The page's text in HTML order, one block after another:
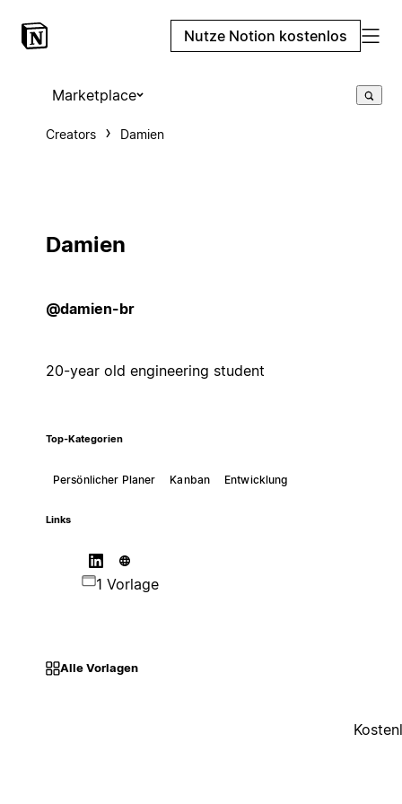
Nutze Notion kostenlos
Marketplace
Creators Damien
Damien
@damien-br
20-year old engineering student
Top-Kategorien
Persönlicher Planer Kanban Entwicklung
Links
1 Vorlage
Alle Vorlagen